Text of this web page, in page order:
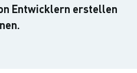
Entwicklern erstellen